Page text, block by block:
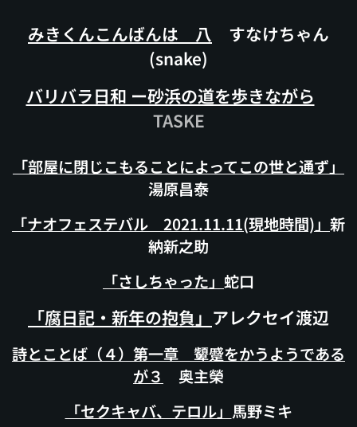
みきくんこんばんは 八 すなけちゃん
(snake)
バリバラ日和 ー砂浜の道を歩きながら
TASKE
「部屋に閉じこもることによってこの世と通ず」
湯原昌泰
「ナオフェステバル 2021.11.11(現地時間)」 新
納新之助
「さしちゃった」 蛇口
「腐日記・新年の抱負」 アレクセイ渡辺
詩とことば（４） 第一章 顰蹙をかうようである
が３
奥主榮
「セクキャバ、テロル」 馬野ミキ